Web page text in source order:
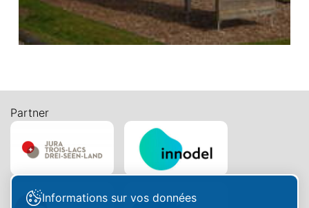
Partner
Informations sur vos données